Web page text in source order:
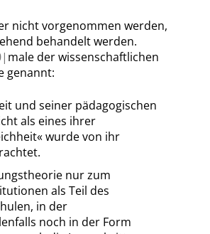
nicht vorgenommen werden,
behandelt werden.
male der wissenschaftlichen
genannt:
und seiner pädagogischen
als eines ihrer
«wurde von ihr
nur zum
als Teil des
in der
noch in der Form